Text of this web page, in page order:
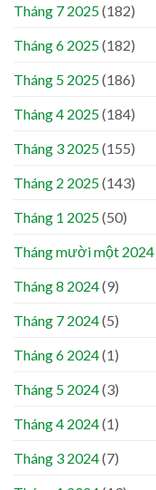
Tháng 7 2025(182)
Tháng 6 2025(182)
Tháng 5 2025(186)
Tháng 4 2025(184)
Tháng 3 2025(155)
Tháng 2 2025(143)
Tháng 1 2025(50)
Tháng mười một 2024
Tháng 8 2024(9)
Tháng 7 2024(5)
Tháng 6 2024(1)
Tháng 5 2024(3)
Tháng 4 2024(1)
Tháng 3 2024(7)